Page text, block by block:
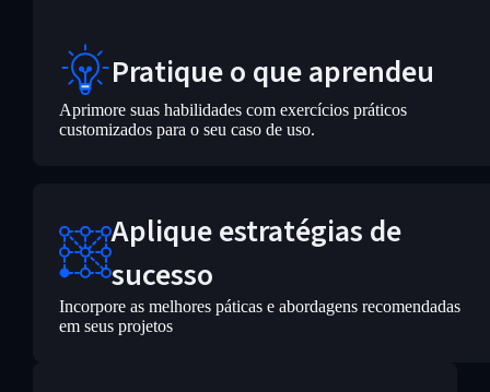
Pratique o que aprendeu
Aprimore suas habilidades com exercícios práticos
customizados para o seu caso de uso.
Aplique estratégias de
sucesso
Incorpore as melhores páticas e abordagens recomendadas
em seus projetos